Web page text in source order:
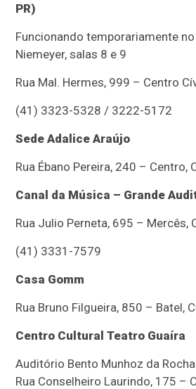
PR)
Funcionando temporariamente
Niemeyer, salas 8 e 9
Rua Mal. Hermes, 999 – Centro
(41) 3323-5328 / 3222-5172
Sede Adalice Araújo
Rua Ébano Pereira, 240 – Centro,
Canal da Música – Grande
Rua Julio Perneta, 695 – Mercês,
(41) 3331-7579
Casa Gomm
Rua Bruno Filgueira, 850 – Batel,
Centro Cultural Teatro Guaíra
Auditório Bento Munhoz da
Rua Conselheiro Laurindo, 175 –